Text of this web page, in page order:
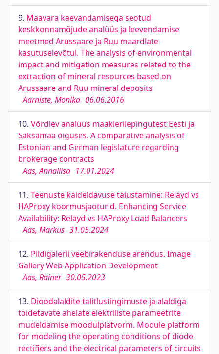
9. Maavara kaevandamisega seotud
keskkonnamõjude analüüs ja leevendamise
meetmed Arussaare ja Ruu maardlate
kasutuselevõtul. The analysis of environmental
impact and mitigation measures related to the
extraction of mineral resources based on
Arussaare and Ruu mineral deposits
Aarniste, Monika 06.06.2016
10. Võrdlev analüüs maaklerilepingutest Eesti ja
Saksamaa õiguses. A comparative analysis of
Estonian and German legislature regarding
brokerage contracts
Aas, Annaliisa 17.01.2024
11. Teenuste käideldavuse täiustamine: Relayd vs
HAProxy koormusjaoturid. Enhancing Service
Availability: Relayd vs HAProxy Load Balancers
Aas, Markus 31.05.2024
12. Pildigalerii veebirakenduse arendus. Image
Gallery Web Application Development
Aas, Rainer 30.05.2023
13. Dioodalaldite talitlustingimuste ja alaldiga
toidetavate ahelate elektriliste parameetrite
mudeldamise moodulplatvorm. Module platform
for modeling the operating conditions of diode
rectifiers and the electrical parameters of circuits